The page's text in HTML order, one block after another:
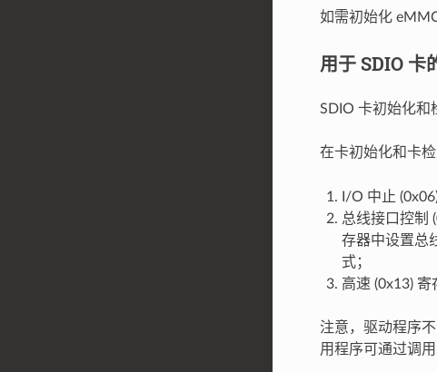
如需初始化
用于 SDIO 卡
SDIO 卡初始化和
在卡初始化和卡
I/O 中止
总线接口控制
存器中设置总
式；
高速 (0x13)
注意，驱动程序
用程序可通过调用